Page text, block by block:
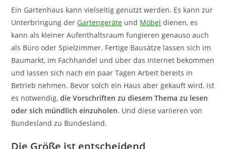
Ein Gartenhaus kann vielseitig genutzt werden. Es kann zur
Unterbringung derGartengeräte und Möbel dienen, es
kann als kleiner Aufenthaltsraum fungieren genauso auch
als Büro oder Spielzimmer. Fertige Bausätze lassen sich im
Baumarkt, im Fachhandel und über das Internet bekommen
und lassen sich nach ein paar Tagen Arbeit bereits in
Betrieb nehmen. Bevor solch ein Haus aber gekauft wird, ist
es notwendig,die Vorschriften zu diesem Thema zu lesen
oder sich mündlich einzuholen. Und diese variieren von
Bundesland zu Bundesland.